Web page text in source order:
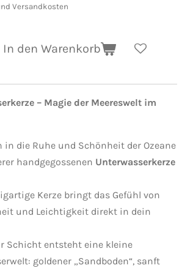
Versandkosten
In den Warenkorb
– Magie der Meereswelt im
in die Ruhe und Schönheit der Ozeane
handgegossenen Unterwasserkerze
Kerze bringt das Gefühl von
und Leichtigkeit direkt in dein
Schicht entsteht eine kleine
goldener „Sandboden“, sanft